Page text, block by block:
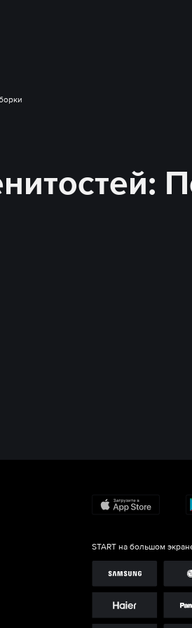
:
START на большом